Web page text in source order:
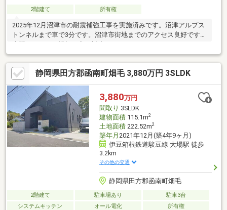
2階建て 所有権
2025年12月沼津市の耐震補強工事を実施済みです。沼津アルプス
トンネルまで車で3分です。沼津市街地までのアクセス良好です。
静岡県田方郡函南町畑毛 3,880万円 3SLDK
3,880万円
間取り 3SLDK
建物面積115.1m2
土地面積222.52m2
築年月 2021年12月(築4年9ヶ月)
伊豆箱根鉄道駿豆線 大場駅 徒歩
3.2km
その他の交通
静岡県田方郡函南町畑毛
2階建て 駐車場あり
駐車3台
システムキッチン
オール電化 所有権